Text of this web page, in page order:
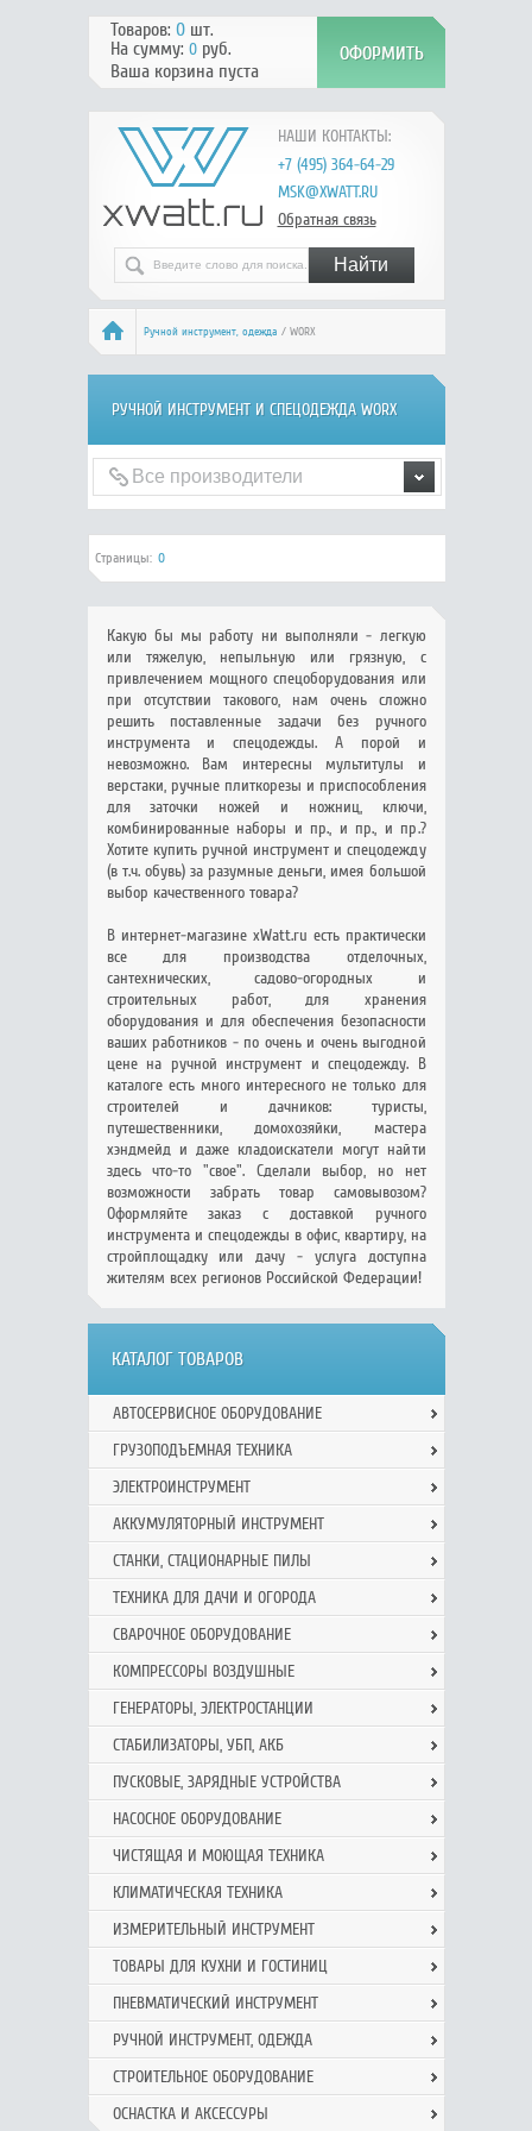
НАШИ КОНТАКТЫ:
+7 (495) 364-64-29
MSK@XWATT.RU
Обратная связь
Товаров: 0шт.
На сумму: 0руб.
Ваша корзина пуста
Ручной инcтрумент, одежда / WORX
РУЧНОЙ ИНCТРУМЕНТ И СПЕЦОДЕЖДА WORX
Страницы: 0
Какую бы мы работу ни выполняли - легкую
или тяжелую, непыльную или грязную, с
привлечением мощного спецоборудования или
при отсутствии такового, нам очень сложно
решить поставленные задачи без ручного
инструмента и спецодежды. А порой и
невозможно. Вам интересны мультитулы и
верстаки, ручные плиткорезы и приспособления
для заточки ножей и ножниц, ключи,
комбинированные наборы и пр., и пр., и пр.?
Хотите купить ручной инструмент и спецодежду
(в т.ч. обувь) за разумные деньги, имея большой
выбор качественного товара?
В интернет-магазине xWatt.ru есть практически
все для производства отделочных,
сантехнических, садово-огородных и
строительных работ, для хранения
оборудования и для обеспечения безопасности
ваших работников - по очень и очень выгодной
цене на ручной инструмент и спецодежду. В
каталоге есть много интересного не только для
строителей и дачников: туристы,
путешественники, домохозяйки, мастера
хэндмейд и даже кладоискатели могут найти
здесь что-то "свое". Сделали выбор, но нет
возможности забрать товар самовывозом?
Оформляйте заказ с доставкой ручного
инструмента и спецодежды в офис, квартиру, на
стройплощадку или дачу - услуга доступна
жителям всех регионов Российской Федерации!
КАТАЛОГ ТОВАРОВ
АВТОСЕРВИСНОЕ ОБОРУДОВАНИЕ
ГРУЗОПОДЪЕМНАЯ ТЕХНИКА
ЭЛЕКТРОИНСТРУМЕНТ
АККУМУЛЯТОРНЫЙ ИНСТРУМЕНТ
СТАНКИ, СТАЦИОНАРНЫЕ ПИЛЫ
ТЕХНИКА ДЛЯ ДАЧИ И ОГОРОДА
СВАРОЧНОЕ ОБОРУДОВАНИЕ
КОМПРЕССОРЫ ВОЗДУШНЫЕ
ГЕНЕРАТОРЫ, ЭЛЕКТРОСТАНЦИИ
СТАБИЛИЗАТОРЫ, УБП, АКБ
ПУСКОВЫЕ, ЗАРЯДНЫЕ УСТРОЙСТВА
НАСОСНОЕ ОБОРУДОВАНИЕ
ЧИСТЯЩАЯ И МОЮЩАЯ ТЕХНИКА
КЛИМАТИЧЕСКАЯ ТЕХНИКА
ИЗМЕРИТЕЛЬНЫЙ ИНСТРУМЕНТ
ТОВАРЫ ДЛЯ КУХНИ И ГОСТИНИЦ
ПНЕВМАТИЧЕСКИЙ ИНСТРУМЕНТ
РУЧНОЙ ИНCТРУМЕНТ, ОДЕЖДА
СТРОИТЕЛЬНОЕ ОБОРУДОВАНИЕ
ОСНАСТКА И АКСЕССУРЫ